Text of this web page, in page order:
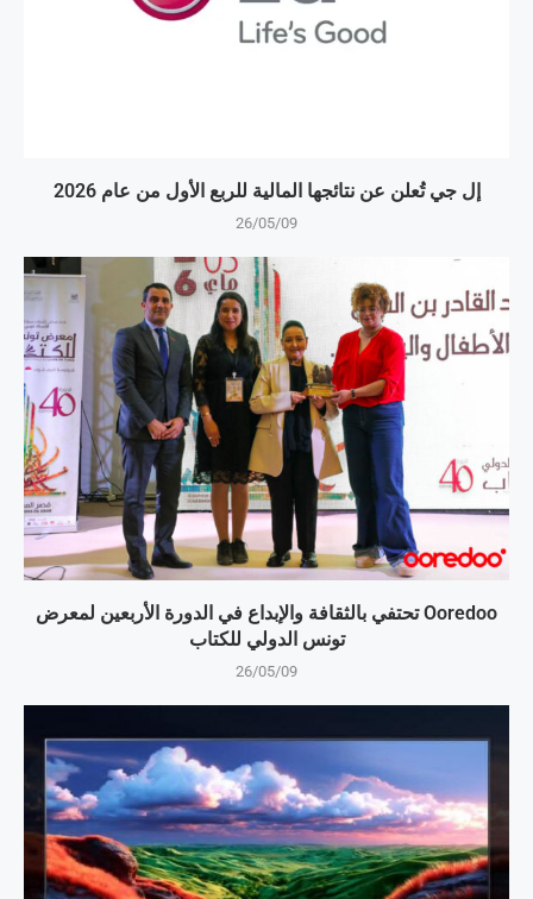
إل جي تُعلن عن نتائجها المالية للربع الأول من عام 2026
26/05/09
Ooredoo تحتفي بالثقافة والإبداع في الدورة الأربعين لمعرض
تونس الدولي للكتاب
26/05/09